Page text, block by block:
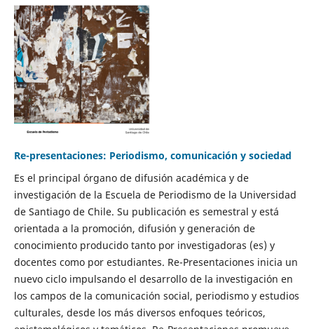
Re-presentaciones: Periodismo, comunicación y sociedad
Es el principal órgano de difusión académica y de
investigación de la Escuela de Periodismo de la Universidad
de Santiago de Chile. Su publicación es semestral y está
orientada a la promoción, difusión y generación de
conocimiento producido tanto por investigadoras (es) y
docentes como por estudiantes. Re-Presentaciones inicia un
nuevo ciclo impulsando el desarrollo de la investigación en
los campos de la comunicación social, periodismo y estudios
culturales, desde los más diversos enfoques teóricos,